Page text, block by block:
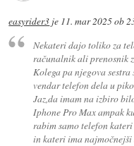
easyrider3 je 11. mar 2025 ob
Nekateri dajo toliko za
računalnik ali prenosnik
Kolega pa njegova
vendar telefon dela u
Jaz,da imam na izbiro
Iphone Pro Max ampak
rabim samo telefon
in kateri ima